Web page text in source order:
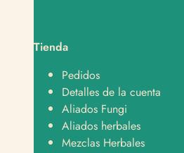
Tienda
Pedidos
Detalles de la cuenta
Aliados Fungi
Aliados herbales
Mezclas Herbales
Hola, tengo una pregunta sobre un